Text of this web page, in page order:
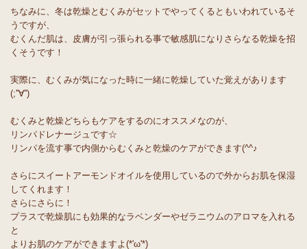
ちなみに、冬は乾燥とむくみがセットでやってくるともいわれているそ
うですが、
むくんだ肌は、皮膚が引っ張られる事で敏感肌になりさらなる乾燥を招
くそうです！
実際に、むくみが気になった時に一緒に乾燥していた覚えがあります
(;''∀'')
むくみと乾燥どちらもケアをするのにオススメなのが、
リンパドレナージュです☆
リンパを流す事で内側からむくみと乾燥のケアができます(^^♪
さらにスイートアーモンドオイルを使用しているので外からお肌を保湿
してくれます！
さらにさらに！
プラスで乾燥肌にも効果的なラベンダーやゼラニウムのアロマを入れる
と
よりお肌のケアができますよ(*'ω'*)